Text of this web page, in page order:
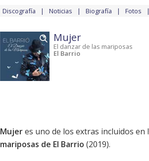
Discografía Noticias Biografía Fotos
Mujer
El danzar de las mariposas
El Barrio
Mujeres uno de los extras incluidos en
mariposas de El Barrio (2019).